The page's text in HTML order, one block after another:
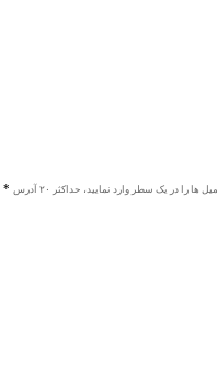
ها را در یک سطر وارد نمایید، حداکثر ۲۰ آدرس